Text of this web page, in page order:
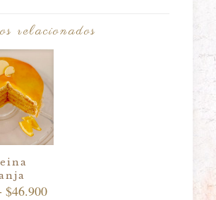
relacionados
$46.900Rango